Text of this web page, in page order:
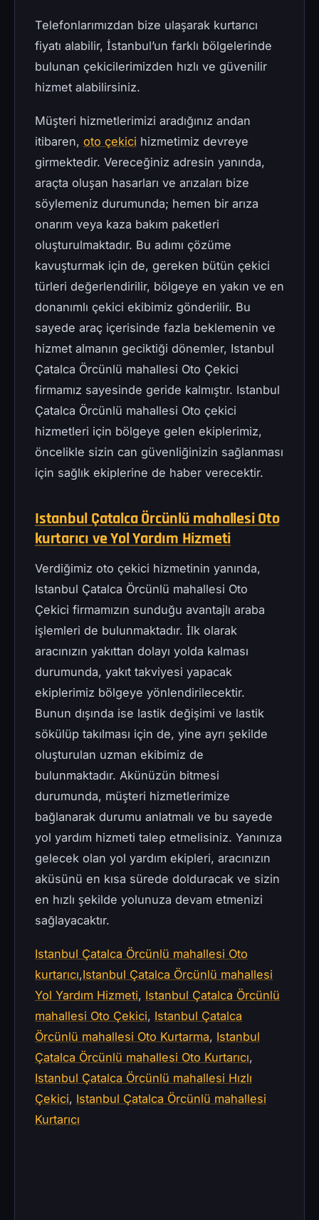
Telefonlarımızdan bize ulaşarak kurtarıcı
fiyatı alabilir, İstanbul’un farklı bölgelerinde
bulunan çekicilerimizden hızlı ve güvenilir
hizmet alabilirsiniz.
Müşteri hizmetlerimizi aradığınız andan
itibaren, oto çekici hizmetimiz devreye
girmektedir. Vereceğiniz adresin yanında,
araçta oluşan hasarları ve arızaları bize
söylemeniz durumunda; hemen bir arıza
onarım veya kaza bakım paketleri
oluşturulmaktadır. Bu adımı çözüme
kavuşturmak için de, gereken bütün çekici
türleri değerlendirilir, bölgeye en yakın ve en
donanımlı çekici ekibimiz gönderilir. Bu
sayede araç içerisinde fazla beklemenin ve
hizmet almanın geciktiği dönemler, Istanbul
Çatalca Örcünlü mahallesi Oto Çekici
firmamız sayesinde geride kalmıştır. Istanbul
Çatalca Örcünlü mahallesi Oto çekici
hizmetleri için bölgeye gelen ekiplerimiz,
öncelikle sizin can güvenliğinizin sağlanması
için sağlık ekiplerine de haber verecektir.
Istanbul Çatalca Örcünlü mahallesi Oto
kurtarıcı ve Yol Yardım Hizmeti
Verdiğimiz oto çekici hizmetinin yanında,
Istanbul Çatalca Örcünlü mahallesi Oto
Çekici firmamızın sunduğu avantajlı araba
işlemleri de bulunmaktadır. İlk olarak
aracınızın yakıttan dolayı yolda kalması
durumunda, yakıt takviyesi yapacak
ekiplerimiz bölgeye yönlendirilecektir.
Bunun dışında ise lastik değişimi ve lastik
sökülüp takılması için de, yine ayrı şekilde
oluşturulan uzman ekibimiz de
bulunmaktadır. Akünüzün bitmesi
durumunda, müşteri hizmetlerimize
bağlanarak durumu anlatmalı ve bu sayede
yol yardım hizmeti talep etmelisiniz. Yanınıza
gelecek olan yol yardım ekipleri, aracınızın
aküsünü en kısa sürede dolduracak ve sizin
en hızlı şekilde yolunuza devam etmenizi
sağlayacaktır.
Istanbul Çatalca Örcünlü mahallesi Oto
kurtarıcı,Istanbul Çatalca Örcünlü mahallesi
Yol Yardım Hizmeti, Istanbul Çatalca Örcünlü
mahallesi Oto Çekici, Istanbul Çatalca
Örcünlü mahallesi Oto Kurtarma, Istanbul
Çatalca Örcünlü mahallesi Oto Kurtarıcı,
Istanbul Çatalca Örcünlü mahallesi Hızlı
Çekici, Istanbul Çatalca Örcünlü mahallesi
Kurtarıcı